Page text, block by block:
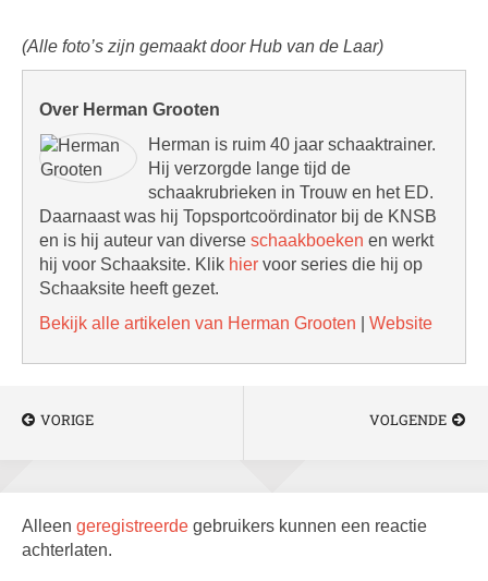
(Alle foto’s zijn gemaakt door Hub van de Laar)
Over Herman Grooten
Herman is ruim 40 jaar schaaktrainer.
Hij verzorgde lange tijd de
schaakrubrieken in Trouw en het ED.
Daarnaast was hij Topsportcoördinator bij de KNSB
en is hij auteur van diverse schaakboeken en werkt
hij voor Schaaksite. Klik hier voor series die hij op
Schaaksite heeft gezet.
Bekijk alle artikelen van Herman Grooten
Website
VORIGE VOLGENDE
Alleen geregistreerde gebruikers kunnen een reactie
achterlaten.